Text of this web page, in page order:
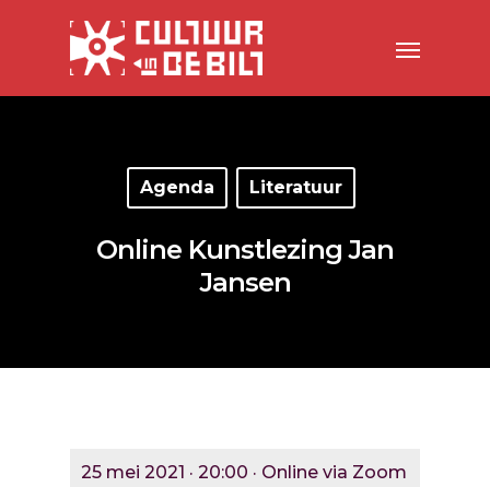
Agenda Literatuur
Online Kunstlezing Jan
Jansen
25 mei 2021 · 20:00 · Online via Zoom